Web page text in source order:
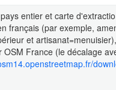
entier et carte
français (par exemple,
et
France (le décalage